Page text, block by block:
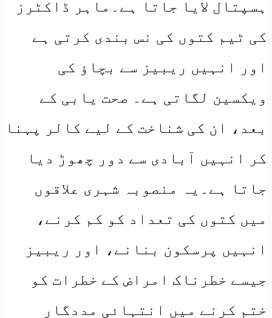
ہسپتال لایا جاتا ہے۔ماہر ڈاکٹرز
کی ٹیم کتوں کی نس بندی کرتی ہے
اور انہیں ریبیز سے بچاؤ کی
ویکسین لگاتی ہے۔ صحت یابی کے
بعد، ان کی شناخت کے لیے کالر پہنا
کر انہیں آبادی سے دور چھوڑ دیا
جاتا ہے۔یہ منصوبہ شہری علاقوں
میں کتوں کی تعداد کو کم کرنے،
انہیں پرسکون بنانے، اور ریبیز
جیسے خطرناک امراض کے خطرات کو
ختم کرنے میں انتہائی مددگار